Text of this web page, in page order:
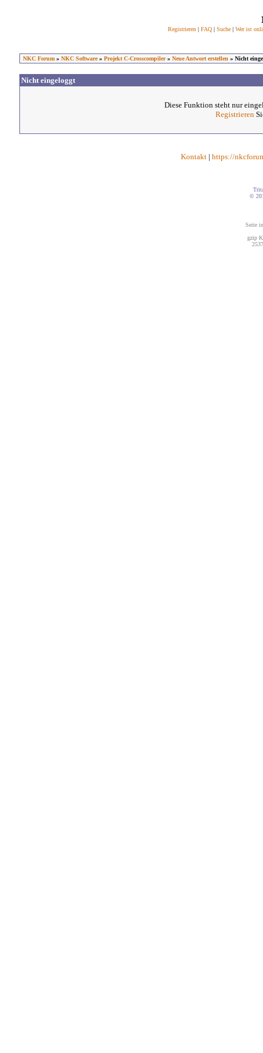
Registrieren| FAQ| Suche| Wer ist
NKC Forum» NKC Software» Projekt C-Crosscompiler» Neue Antwort erstellen » Nicht
Nicht eingeloggt
Diese Funktion steht nur
Registrieren
Kontakt | https://
©
Seite
gzip